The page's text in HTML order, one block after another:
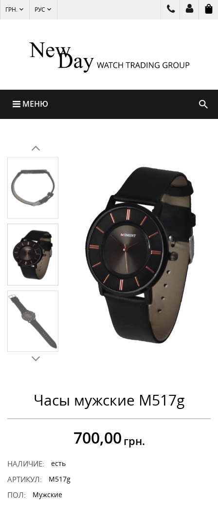
ГРН. РУС
МЕНЮ
Часы мужские M517g
700,00 грн.
НАЛИЧИЕ: есть
АРТИКУЛ: M517g
ПОЛ: Мужские